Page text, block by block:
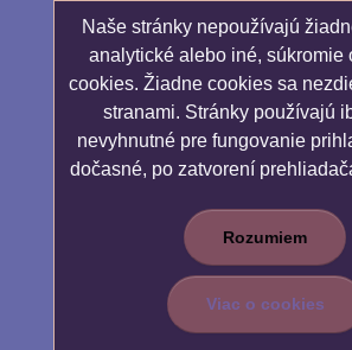
Naše stránky nepoužívajú
analytické alebo iné, súkromie
cookies. Žiadne cookies sa
stranami. Stránky používajú
nevyhnutné pre fungovanie
dočasné, po zatvorení
Rozumiem
Viac o cookies